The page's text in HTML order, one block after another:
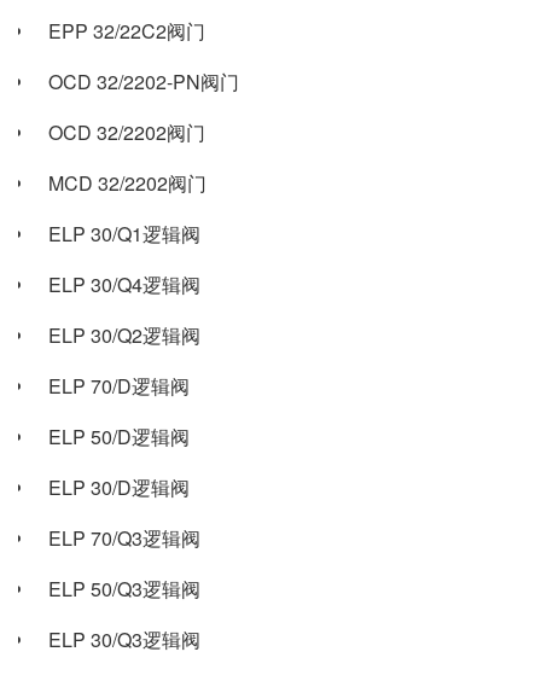
EPP 32/22C2阀门
OCD 32/2202-PN阀门
OCD 32/2202阀门
MCD 32/2202阀门
ELP 30/Q1逻辑阀
ELP 30/Q4逻辑阀
ELP 30/Q2逻辑阀
ELP 70/D逻辑阀
ELP 50/D逻辑阀
ELP 30/D逻辑阀
ELP 70/Q3逻辑阀
ELP 50/Q3逻辑阀
ELP 30/Q3逻辑阀